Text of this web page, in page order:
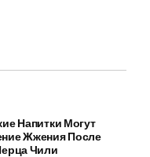
Напитки Могут
Жжения После
Чили